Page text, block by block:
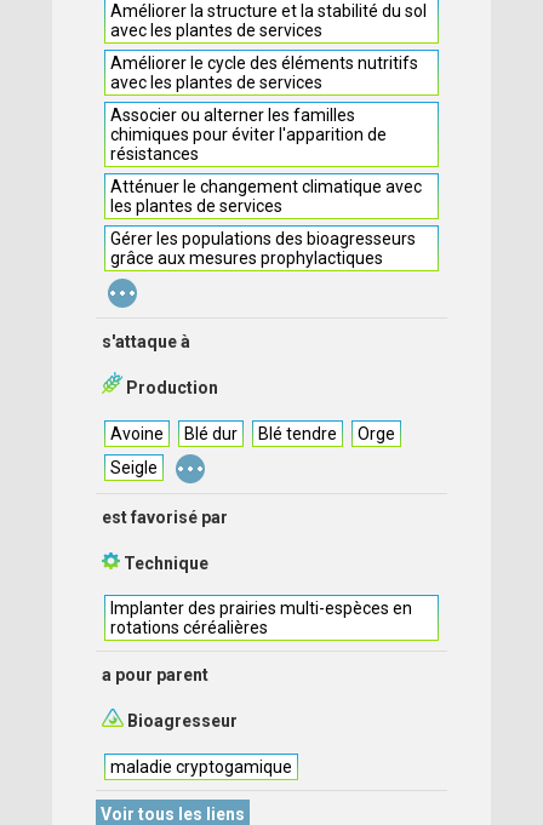
Améliorer la structure et la stabilité du sol
avec les plantes de services
Améliorer le cycle des éléments nutritifs
avec les plantes de services
Associer ou alterner les familles
chimiques pour éviter l'apparition de
résistances
Atténuer le changement climatique avec
les plantes de services
Gérer les populations des bioagresseurs
grâce aux mesures prophylactiques
...
s'attaque à
Production
Avoine Blé dur Blé tendre
Orge
Seigle
...
est favorisé par
Technique
Implanter des prairies multi-espèces en
rotations céréalières
a pour parent
Bioagresseur
maladie cryptogamique
Voir tous les liens